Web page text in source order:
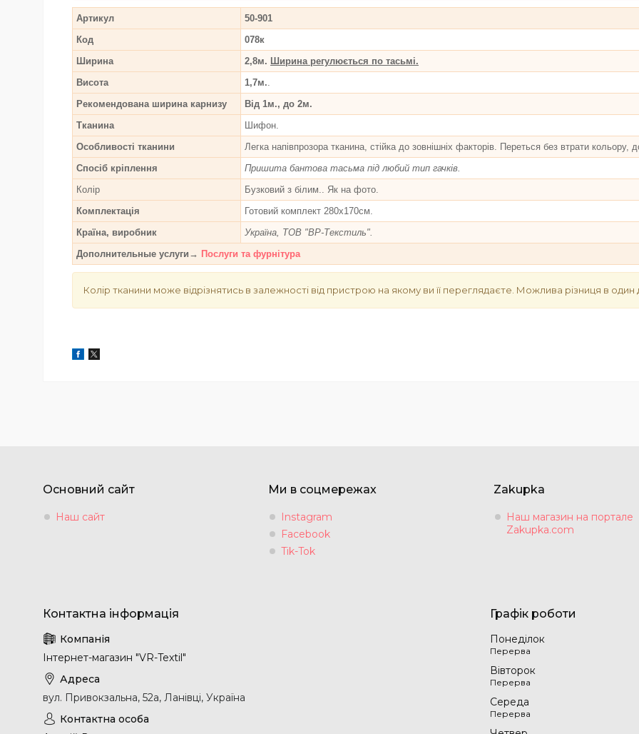
Артикул
50-901
Код
078к
Ширина
2,8м. Ширина регулюється по тасьмі.
Висота
1,7м..
Рекомендована ширина карнизу
Від 1м., до 2м.
Тканина
Шифон.
Особливості тканини
Легка напівпрозора тканина, стійка до зовнішніх факторів. Переться без втрати кольору,
Спосіб кріплення
Пришита бантова тасьма під любий тип гачків.
Колір
Бузковий з білим.. Як на фото.
Комплектація
Готовий комплект 280х170см.
Країна, виробник
Україна, ТОВ "ВР-Текстиль".
Дополнительные услуги→ Послуги та фурнітура
Колір тканини може відрізнятись в залежності від пристрою на якому ви її переглядаєте. Можлива різниця в один
Основний сайт
Наш сайт
Ми в соцмережах
Instagram
Facebook
Tik-Tok
Zakupka
Наш магазин на портале
Zakupka.com
Інтернет-магазин "VR-Textil"
вул. Привокзальна, 52а, Ланівці, Україна
Графік роботи
Понеділок
Вівторок
Середа